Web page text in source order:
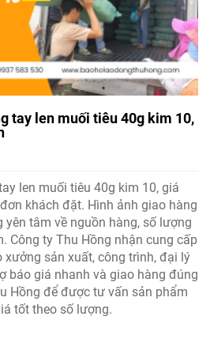
tay len muối tiêu 40g kim 10,
len muối tiêu 40g kim 10, giá
khách đặt. Hình ảnh giao hàng
tâm về nguồn hàng, số lượng
Công ty Thu Hồng nhận cung cấp
xưởng sản xuất, công trình, đại lý
báo giá nhanh và giao hàng đúng
Hồng để được tư vấn sản phẩm
tốt theo số lượng.